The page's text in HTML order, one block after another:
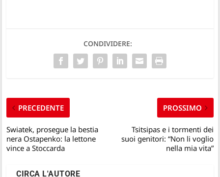
CONDIVIDERE:
PRECEDENTE
Swiatek, prosegue la bestia
nera Ostapenko: la lettone
vince a Stoccarda
PROSSIMO
Tsitsipas e i tormenti dei
suoi genitori: “Non li voglio
nella mia vita”
CIRCA L'AUTORE